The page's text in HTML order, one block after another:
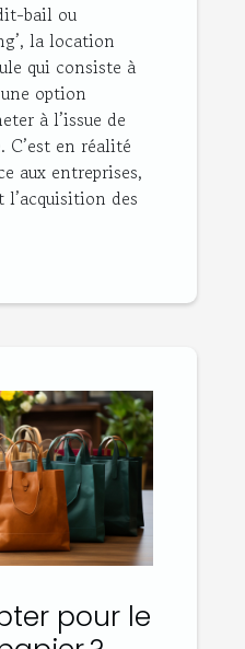
bail ou
la location
qui consiste à
option
à l’issue de
C’est en réalité
aux entreprises,
l’acquisition des
pour le